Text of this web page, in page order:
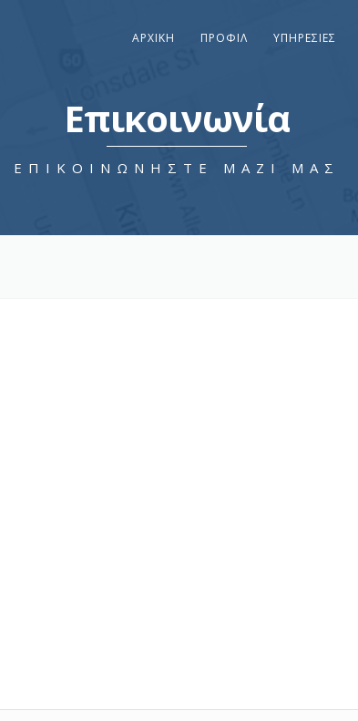
ΑΡΧΙΚΉ ΠΡΟΦΙΛ ΥΠΗΡΕΣΙΕΣ
Επικοινωνία
ΕΠΙΚΟΙΝΩΝΗΣΤΕ ΜΑΖΙ ΜΑΣ